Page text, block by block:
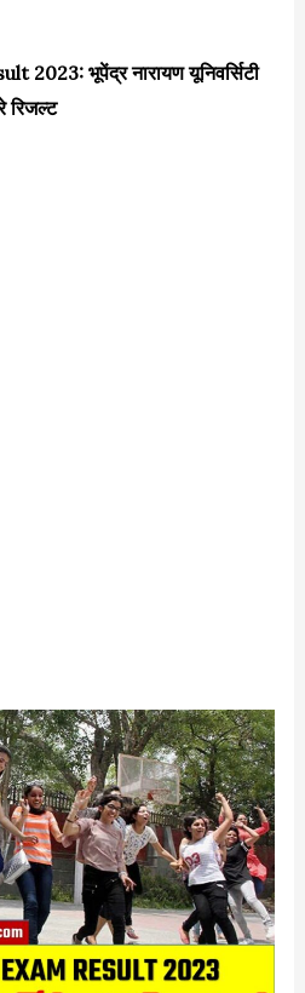
भूपेंद्र नारायण यूनिवर्सिटी
रिजल्ट